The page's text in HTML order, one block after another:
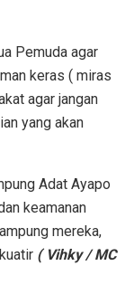
Pemuda agar
keras ( miras
agar jangan
yang akan
Adat Ayapo
keamanan
mereka,
( Vihky / MC